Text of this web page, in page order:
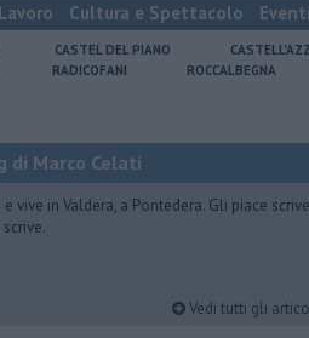
Lavoro Cultura e Spettacolo Eventi
CASTEL DEL PIANO
RADICOFANI ROCCALBEGNA
di Marco Celati
e vive in Valdera, a Pontedera. Gli piace
Vedi tutti gli